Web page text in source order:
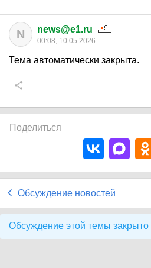
N news@e1.ru
00:08, 10.05.2026
Тема автоматически закрыта.
Поделиться
Обсуждение новостей
Обсуждение этой темы